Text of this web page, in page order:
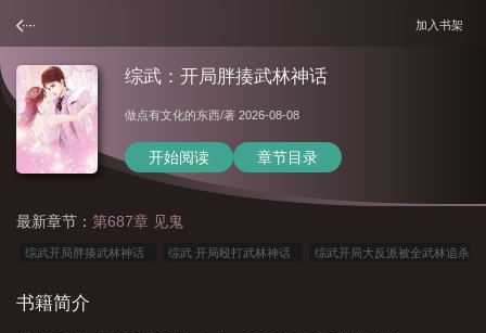
加入书架
综武：开局胖揍武林神话
做点有文化的东西/著 2026-08-08
开始阅读 章节目录
最新章节： 第687章 见鬼
综武开局胖揍武林神话 综武 开局殴打武林神话 综武开局大反派被全武林追杀
书 综武开局被婠婠救了最新章节
书籍简介